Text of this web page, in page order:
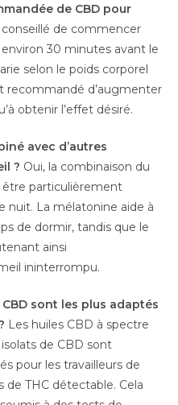
de CBD pour
conseillé de commencer
30 minutes avant le
selon le poids corporel
recommandé d’augmenter
obtenir l’effet désiré.
avec d’autres
? Oui, la combinaison du
particulièrement
nuit. La mélatonine aide à
de dormir, tandis que le
ainsi
ininterrompu.
sont les plus adaptés
Les huiles CBD à spectre
de CBD sont
pour les travailleurs de
de THC détectable. Cela